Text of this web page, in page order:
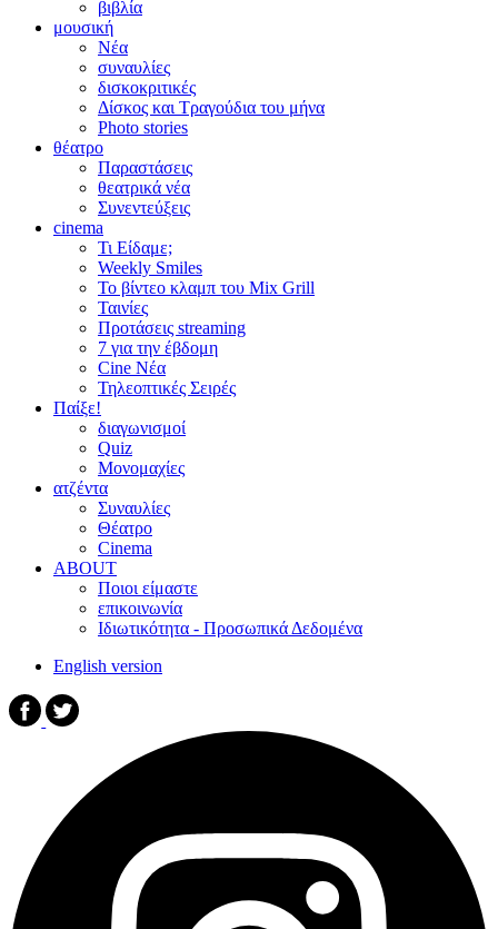
βιβλία
μουσική
Νέα
συναυλίες
δισκοκριτικές
Δίσκος και Τραγούδια του μήνα
Photo stories
θέατρο
Παραστάσεις
θεατρικά νέα
Συνεντεύξεις
cinema
Τι Είδαμε;
Weekly Smiles
Το βίντεο κλαμπ του Mix Grill
Ταινίες
Προτάσεις streaming
7 για την έβδομη
Cine Νέα
Τηλεοπτικές Σειρές
Παίξε!
διαγωνισμοί
Quiz
Μονομαχίες
ατζέντα
Συναυλίες
Θέατρο
Cinema
ABOUT
Ποιοι είμαστε
επικοινωνία
Ιδιωτικότητα - Προσωπικά Δεδομένα
English version